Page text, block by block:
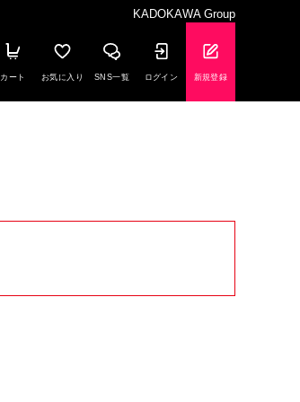
KADOKAWA Group
カート お気に入り SNS一覧 ログイン 新規登録